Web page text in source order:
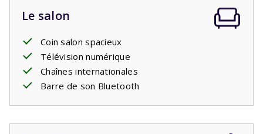
Le salon
Coin salon spacieux
Télévision numérique
Chaînes internationales
Barre de son Bluetooth